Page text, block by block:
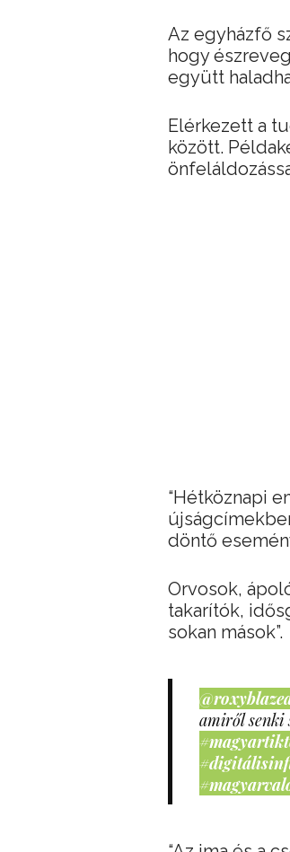
Az egyházfő
hogy
együtt
Elérkezett a
között.
“Hétköznapi
döntő
Orvosok,
takarítók,
sokan mások”.
amiről senki